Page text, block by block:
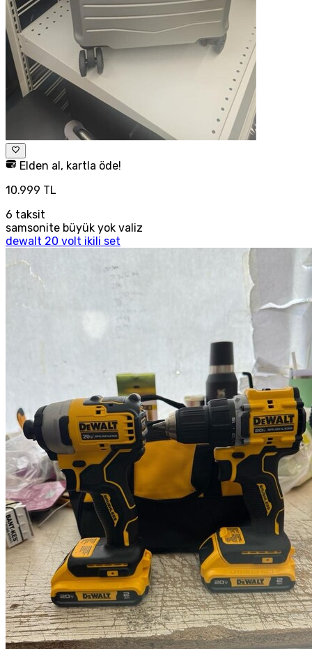
Elden al, kartla öde!
10.999 TL
6 taksit
samsonite büyük yok valiz
dewalt 20 volt ikili set